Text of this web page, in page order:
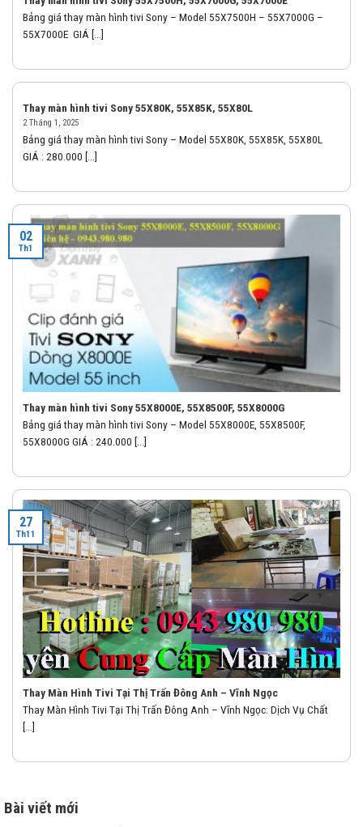
Bảng giá thay màn hình tivi Sony – Model 55X7500H – 55X7000G –
55X7000E GIÁ [...]
Thay màn hình tivi Sony 55X80K, 55X85K, 55X80L
2 Tháng 1, 2025
Bảng giá thay màn hình tivi Sony – Model 55X80K, 55X85K, 55X80L
GIÁ : 280.000 [...]
Thay màn hình tivi Sony 55X8000E, 55X8500F, 55X8000G
Bảng giá thay màn hình tivi Sony – Model 55X8000E, 55X8500F,
55X8000G GIÁ : 240.000 [...]
02
Th1
Thay Màn Hình Tivi Tại Thị Trấn Đông Anh – Vĩnh Ngọc
Thay Màn Hình Tivi Tại Thị Trấn Đông Anh – Vĩnh Ngọc: Dịch Vụ Chất
[...]
27
Th11
Bài viết mới